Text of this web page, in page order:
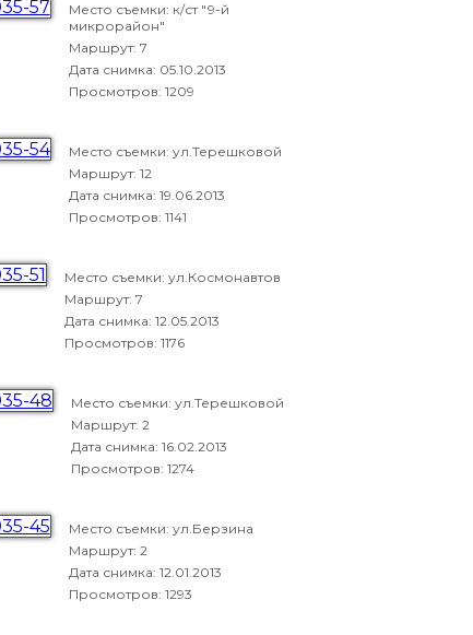
Место съемки: к/ст "9-й
микрорайон"
Маршрут: 7
Дата снимка: 05.10.2013
Просмотров: 1209
Место съемки: ул.Терешковой
Маршрут: 12
Дата снимка: 19.06.2013
Просмотров: 1141
Место съемки: ул.Космонавтов
Маршрут: 7
Дата снимка: 12.05.2013
Просмотров: 1176
Место съемки: ул.Терешковой
Маршрут: 2
Дата снимка: 16.02.2013
Просмотров: 1274
Место съемки: ул.Берзина
Маршрут: 2
Дата снимка: 12.01.2013
Просмотров: 1293